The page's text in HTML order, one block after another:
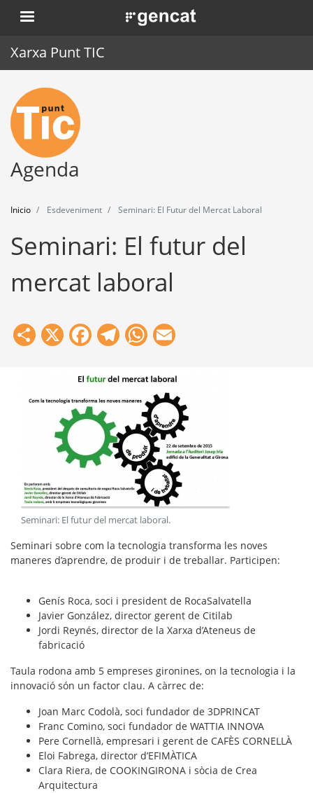
Pasar
al
. Obre en una nova finestra.
Xarxa Punt TIC
Inicio
Punt TIC
Actualidad
Herramientas
Agenda
Inicio Esdeveniment Seminari: El Futur del Mercat Laboral
Seminari: El futur del
mercat laboral
Share
X Facebook
Telegram
WhatsApp
Seminari: El futur del mercat laboral.
Seminari sobre com la tecnologia transforma les noves
maneres d’aprendre, de produir i de treballar. Participen:
Genís Roca, soci i president de RocaSalvatella
Javier González, director gerent de Citilab
Jordi Reynés, director de la Xarxa d’Ateneus de
fabricació
Taula rodona amb 5 empreses gironines, on la tecnologia i la
innovació són un factor clau. A càrrec de:
Joan Marc Codolà, soci fundador de 3DPRINCAT
Franc Comino, soci fundador de WATTIA INNOVA
Pere Cornellà, empresari i gerent de CAFÈS CORNELLÀ
Eloi Fabrega, director d’EFIMÀTICA
Clara Riera, de COOKINGIRONA i sòcia de Crea
Arquitectura